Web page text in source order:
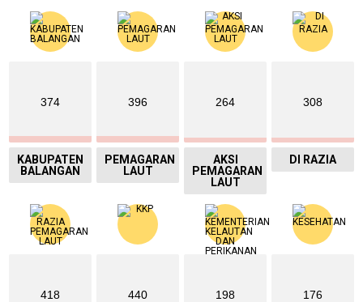
374
KABUPATEN
BALANGAN
396
PEMAGARAN
LAUT
264
AKSI
PEMAGARAN
LAUT
308
DI RAZIA
418 440 198 176